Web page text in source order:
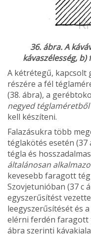
36. ábra. A
kávaszélesség, b)
A kétrétegű, kapcsolt
részére a fél
(38. ábra), a
negyed­ téglaméretből
kell készíteni.
Falazásukra több
téglakötés esetén
tégla és
általánosan
kevesebb faragott
Szovjetunióban (37 c
egyszerűsítést
leegyszerűsítését és
elérni ferdén faragott
ábra szerinti